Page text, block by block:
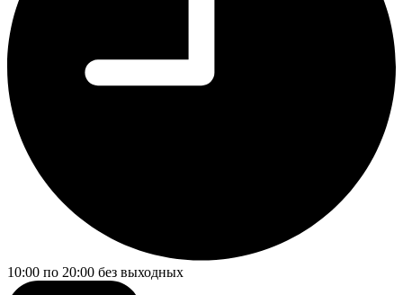
10:00 по 20:00 без выходных